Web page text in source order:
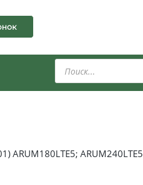
Поиск
товаров
ARUM180LTE5; ARUM240LTE5